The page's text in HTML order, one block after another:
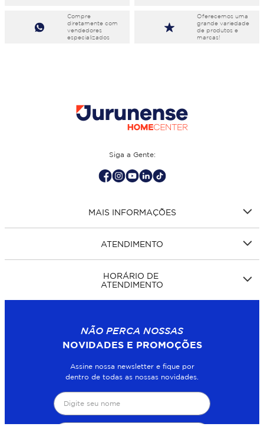
Compre
diretamente com
vendedores
especializados
Oferecemos uma
grande variedade
de produtos e
marcas!
Siga a Gente:
MAIS INFORMAÇÕES
ATENDIMENTO
HORÁRIO DE
ATENDIMENTO
NÃO PERCA NOSSAS
NOVIDADES E PROMOÇÕES
Assine nossa newsletter e fique por
dentro de todas as nossas novidades.